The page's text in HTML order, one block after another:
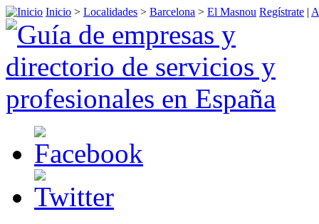
Inicio > Localidades > Barcelona > El Masnou Regístrate |